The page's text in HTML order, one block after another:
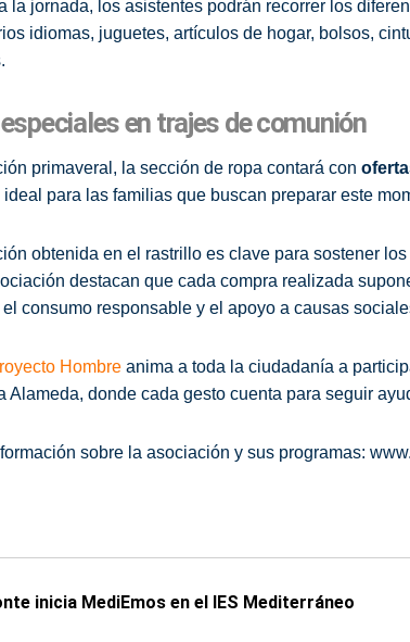
la jornada, los asistentes podrán recorrer los
idiomas, juguetes, artículos de hogar, bolsos,
en trajes de comunión
primaveral, la sección de ropa contará con
para las familias que buscan preparar este
obtenida en el rastrillo es clave para sostener
destacan que cada compra realizada
consumo responsable y el apoyo a causas
Hombre anima a toda la ciudadanía a
Alameda, donde cada gesto cuenta para seguir
sobre la asociación y sus programas:
inicia MediEmos en el IES Mediterráneo